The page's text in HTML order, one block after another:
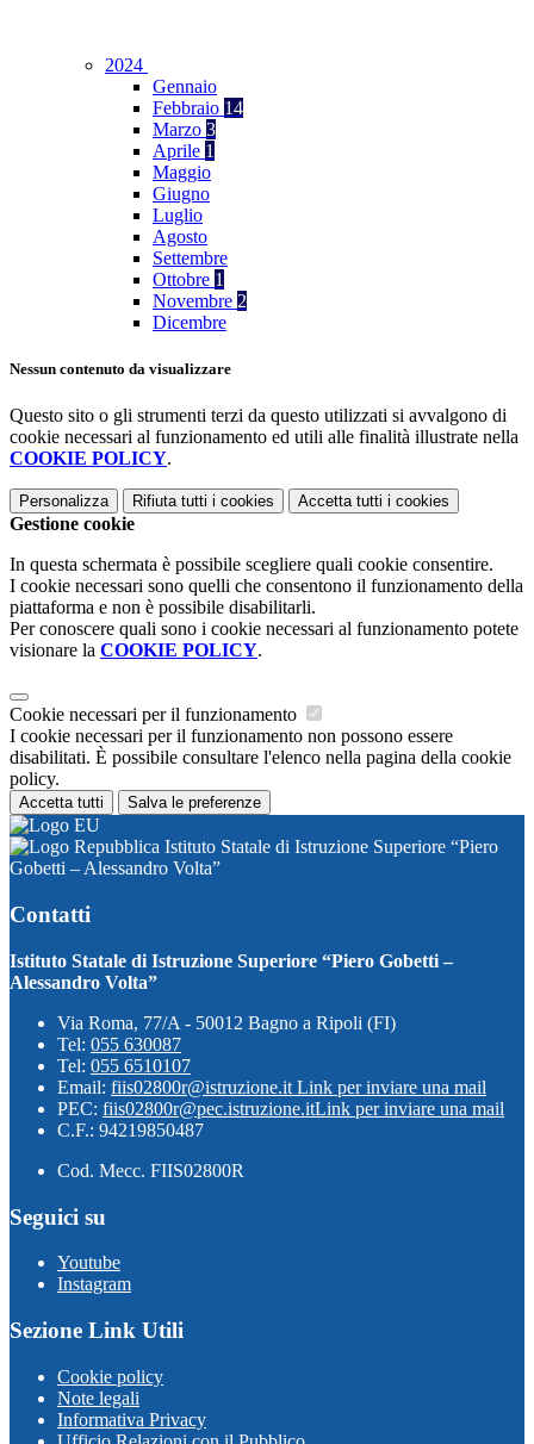
2024
Gennaio
Febbraio 14
Marzo 3
Aprile 1
Maggio
Giugno
Luglio
Agosto
Settembre
Ottobre 1
Novembre 2
Dicembre
Nessun contenuto da visualizzare
Questo sito o gli strumenti terzi da questo utilizzati si avvalgono di
cookie necessari al funzionamento ed utili alle finalità illustrate nella
COOKIE POLICY.
Personalizza Rifiuta tutti i cookies Accetta tutti i cookies
Gestione cookie
In questa schermata è possibile scegliere quali cookie consentire.
I cookie necessari sono quelli che consentono il funzionamento della
piattaforma e non è possibile disabilitarli.
Per conoscere quali sono i cookie necessari al funzionamento potete
visionare la COOKIE POLICY.
Cookie necessari per il funzionamento
I cookie necessari per il funzionamento non possono essere
disabilitati. È possibile consultare l'elenco nella pagina della cookie
policy.
Accetta tutti Salva le preferenze
Istituto Statale di Istruzione Superiore “Piero
Gobetti – Alessandro Volta”
Contatti
Istituto Statale di Istruzione Superiore “Piero Gobetti –
Alessandro Volta”
Via Roma, 77/A - 50012 Bagno a Ripoli (FI)
Tel: 055 630087
Tel: 055 6510107
Email: fiis02800r@istruzione.it Link per inviare una mail
PEC: fiis02800r@pec.istruzione.itLink per inviare una mail
C.F.: 94219850487
Cod. Mecc. FIIS02800R
Seguici su
Youtube
Instagram
Sezione Link Utili
Cookie policy
Note legali
Informativa Privacy